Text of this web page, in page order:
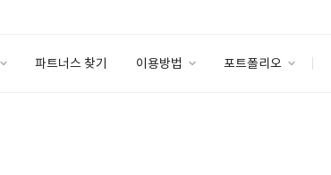
파트너스 찾기 이용방법 포트폴리오